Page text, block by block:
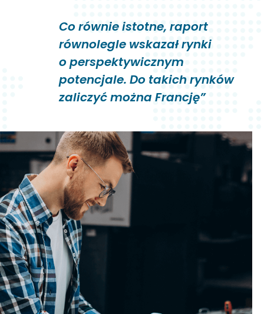
Co równie istotne, raport
równolegle wskazał rynki
o perspektywicznym
potencjale. Do takich rynków
zaliczyć można Francję”